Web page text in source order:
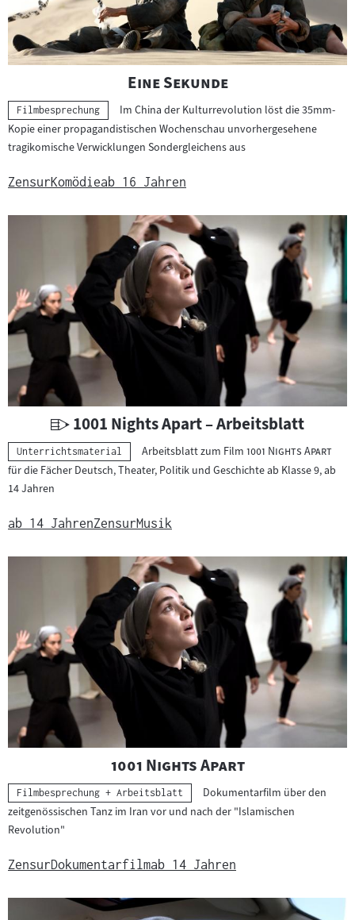
i
a
:
"
Eine Sekunde"
Kategorie:
Filmbesprechung
Im China der Kulturrevolution löst die 35mm-
Kopie einer propagandistischen Wochenschau unvorhergesehene
tragikomische Verwicklungen Sondergleichens aus
ZensurKomödieab 16 Jahren
U
n
t
r
c
s
m
a
t
e
r
l
:
1001 Nights Apart – Arbeitsblatt
Kategorie:
Unterrichtsmaterial Arbeitsblatt zum Film "1001 Nights Apart"
für die Fächer Deutsch, Theater, Politik und Geschichte ab Klasse 9, ab
14 Jahren
ab 14 JahrenZensurMusik
"
1001 Nights Apart"
Kategorie:
Filmbesprechung + Arbeitsblatt
Dokumentarfilm über den
zeitgenössischen Tanz im Iran vor und nach der "Islamischen
Revolution"
ZensurDokumentarfilmab 14 Jahren